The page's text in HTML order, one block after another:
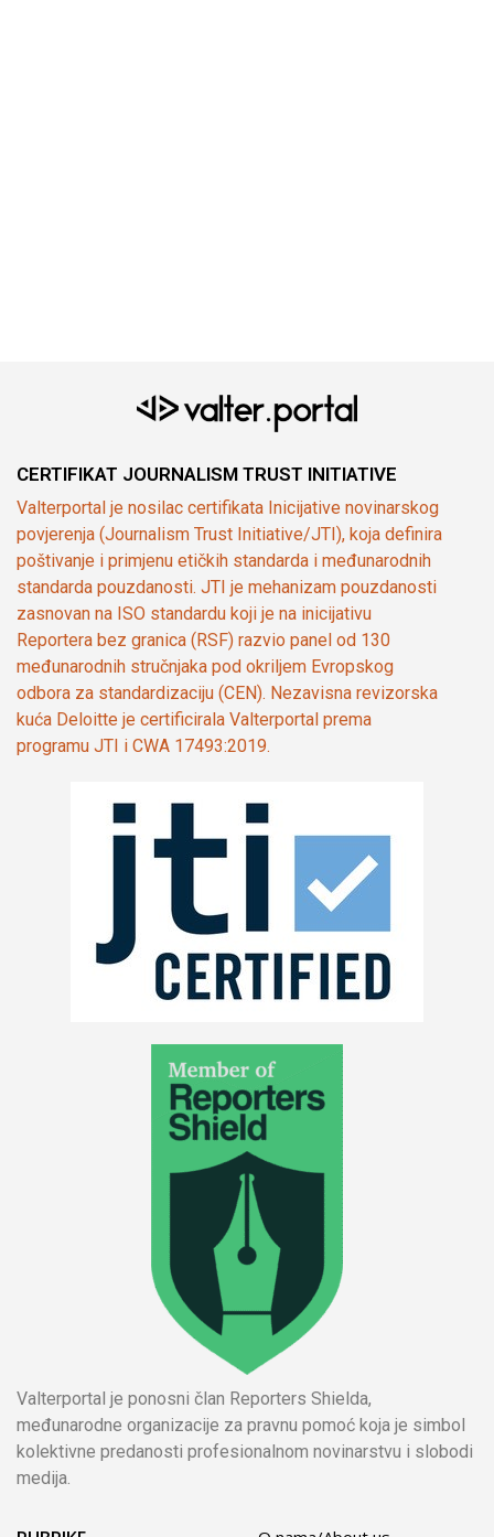
CERTIFIKAT JOURNALISM TRUST INITIATIVE
Valterportal je nosilac certifikata Inicijative novinarskog
povjerenja (Journalism Trust Initiative/JTI), koja definira
poštivanje i primjenu etičkih standarda i međunarodnih
standarda pouzdanosti. JTI je mehanizam pouzdanosti
zasnovan na ISO standardu koji je na inicijativu
Reportera bez granica (RSF) razvio panel od 130
međunarodnih stručnjaka pod okriljem Evropskog
odbora za standardizaciju (CEN). Nezavisna revizorska
kuća Deloitte je certificirala Valterportal prema
programu JTI i CWA 17493:2019.
Valterportal je ponosni član Reporters Shielda,
međunarodne organizacije za pravnu pomoć koja je simbol
kolektivne predanosti profesionalnom novinarstvu i slobodi
medija.